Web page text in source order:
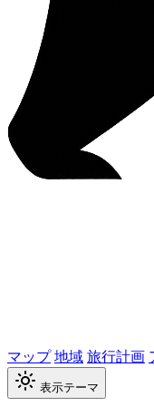
マップ地域旅行計画
表示テーマ